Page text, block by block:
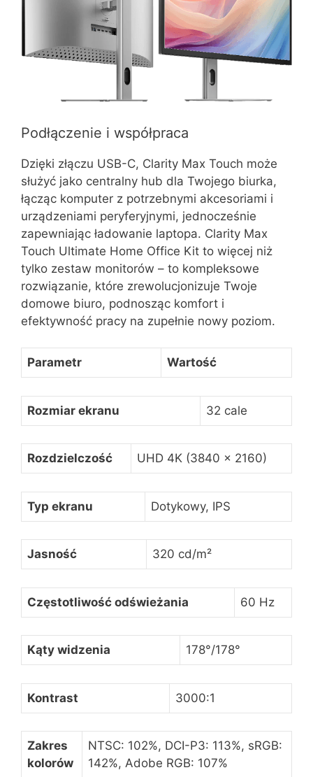
Podłączenie i współpraca
Dzięki złączu USB-C, Clarity Max Touch może
służyć jako centralny hub dla Twojego biurka,
łącząc komputer z potrzebnymi akcesoriami i
urządzeniami peryferyjnymi, jednocześnie
zapewniając ładowanie laptopa. Clarity Max
Touch Ultimate Home Office Kit to więcej niż
tylko zestaw monitorów – to kompleksowe
rozwiązanie, które zrewolucjonizuje Twoje
domowe biuro, podnosząc komfort i
efektywność pracy na zupełnie nowy poziom.
Parametr Wartość
Rozmiar ekranu 32 cale
Rozdzielczość UHD 4K (3840 x 2160)
Typ ekranu Dotykowy, IPS
Jasność 320 cd/m²
Częstotliwość odświeżania 60 Hz
Kąty widzenia 178°/178°
Kontrast 3000:1
Zakres
kolorów
NTSC: 102%, DCI-P3: 113%, sRGB:
142%, Adobe RGB: 107%